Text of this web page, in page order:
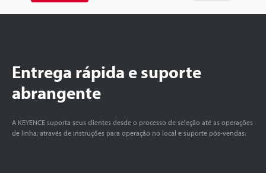
Entrega rápida e suporte
abrangente
A KEYENCE suporta seus clientes desde o processo de seleção até as operações
de linha, através de instruções para operação no local e suporte pós-vendas.